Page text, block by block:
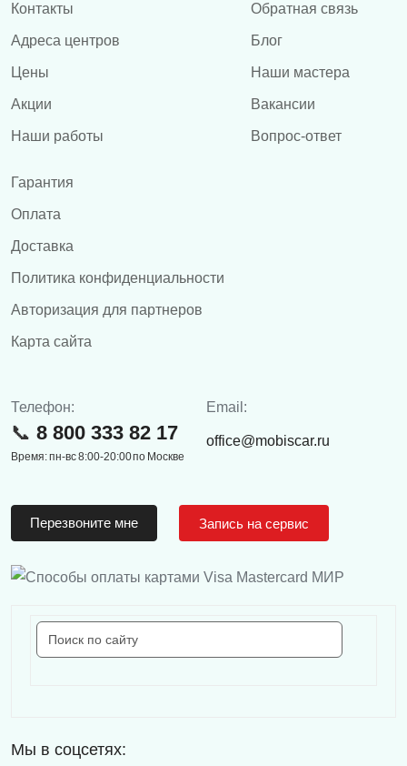
Контакты
Адреса центров
Цены
Акции
Наши работы
Обратная связь
Блог
Наши мастера
Вакансии
Вопрос-ответ
Гарантия
Оплата
Доставка
Политика конфиденциальности
Авторизация для партнеров
Карта сайта
Телефон:
8 800 333 82 17
Время: пн-вс 8:00-20:00 по Москве
Email:
office@mobiscar.ru
Перезвоните мне Запись на сервис
Мы в соцсетях: